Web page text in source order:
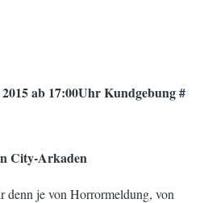
ab 17:00Uhr Kundgebung #
City-Arkaden
denn je von Horrormeldung, von